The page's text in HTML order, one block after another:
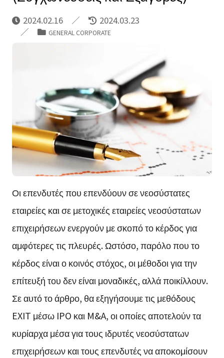
2024.02.16 2024.03.23
GENERAL CORPORATE
Οι επενδυτές που επενδύουν σε νεοσύστατες
εταιρείες και σε μετοχικές εταιρείες νεοσύστατων
επιχειρήσεων ενεργούν με σκοπό το κέρδος για
αμφότερες τις πλευρές. Ωστόσο, παρόλο που το
κέρδος είναι ο κοινός στόχος, οι μέθοδοι για την
επίτευξή του δεν είναι μοναδικές, αλλά ποικίλλουν.
Σε αυτό το άρθρο, θα εξηγήσουμε τις μεθόδους
EXIT μέσω IPO και M&A, οι οποίες αποτελούν τα
κυρίαρχα μέσα για τους ιδρυτές νεοσύστατων
επιχειρήσεων και τους επενδυτές να αποκομίσουν